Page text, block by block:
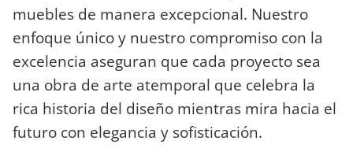
muebles de manera excepcional. Nuestro
enfoque único y nuestro compromiso con la
excelencia aseguran que cada proyecto sea
una obra de arte atemporal que celebra la
rica historia del diseño mientras mira hacia el
futuro con elegancia y sofisticación.